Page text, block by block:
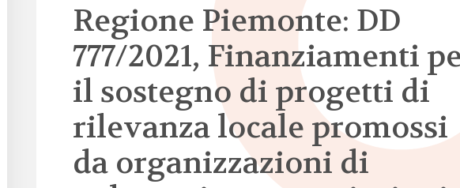
Regione Piemonte: DD
777/2021, Finanziamenti
il sostegno di progetti di
rilevanza locale promossi
da organizzazioni di